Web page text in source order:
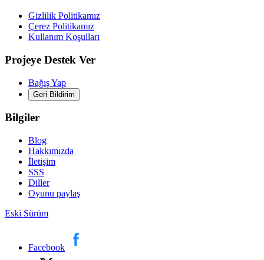
Gizlilik Politikamız
Çerez Politikamız
Kullanım Koşulları
Projeye Destek Ver
Bağış Yap
Geri Bildirim
Bilgiler
Blog
Hakkımızda
İletişim
SSS
Diller
Oyunu paylaş
Eski Sürüm
Facebook